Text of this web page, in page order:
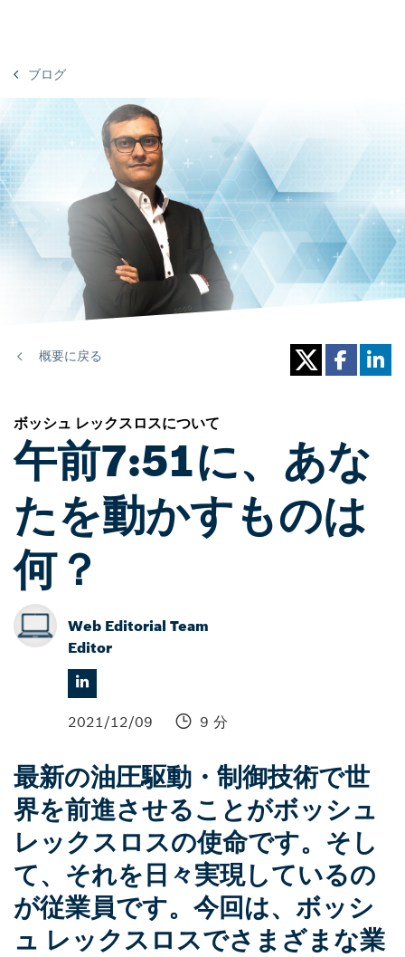
ブログ
概要に戻る
ボッシュ レックスロスについて
午前7:51に、あな
たを動かすものは
何？
Web Editorial Team
Editor
2021/12/09 9 分
最新の油圧駆動・制御技術で世
界を前進させることがボッシュ
レックスロスの使命です。そし
て、それを日々実現しているの
が従業員です。今回は、ボッシ
ュ レックスロスでさまざまな業